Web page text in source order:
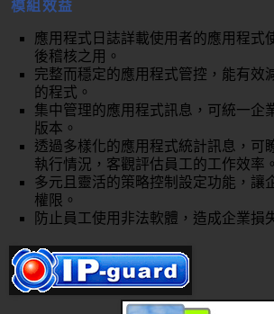
模組效益
應用程式日誌詳載使用者的應用程式
後稽核之用。
完整而穩定的應用程式管控，能有效
的程式。
集中管理的應用程式訊息，可統一企
版本。
透過多樣化的應用程式統計訊息，可
執行情況，客觀評估員工的工作效率。
多元且靈活的策略控制設定功能，讓
權限。
防止員工使用非法軟體，造成企業損